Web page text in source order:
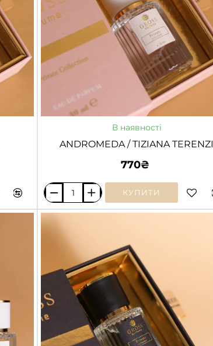
В наявності
ANDROMEDA / TIZIANA TERENZI
770₴
ANDROMEDA
/
TIZIANA
КУПИТИ